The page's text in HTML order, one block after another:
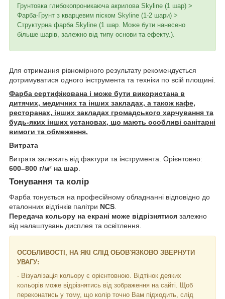
Грунтовка глибокопроникаюча акрилова Skyline (1 шар) >
Фарба-Грунт з кварцевим піском Skyline (1-2 шари) >
Структурна фарба Skyline (1 шар. Може бути нанесено
більше шарів, залежно від типу основи та ефекту.).
Для отримання рівномірного результату рекомендується
дотримуватися одного інструмента та техніки по всій площині.
Фарба сертифікована і може бути використана в
дитячих, медичних та інших закладах, а також кафе,
ресторанах, інших закладах громадського харчування та
будь-яких інших установах, що мають особливі санітарні
вимоги та обмеження.
Витрата
Витрата залежить від фактури та інструмента. Орієнтовно:
600–800 г/м² на шар
Тонування та колір
Фарба тонується на професійному обладнанні відповідно до
еталонних відтінків палітри NCS
Передача кольору на екрані може відрізнятися залежно
від налаштувань дисплея та освітлення.
ОСОБЛИВОСТІ, НА ЯКІ СЛІД ОБОВ'ЯЗКОВО ЗВЕРНУТИ
УВАГУ:
- Візуалізація кольору є орієнтовною. Відтінок деяких
кольорів може відрізнятись від зображення на сайті. Щоб
переконатись у тому, що колір точно Вам підходить, слід